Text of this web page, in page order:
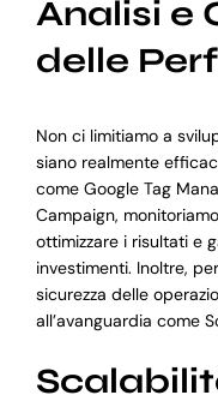
Analisi e
delle
Non ci limitiamo a
siano realmente
come Google Tag
Campaign,
ottimizzare i risultati e
investimenti. Inoltre,
sicurezza delle
all’avanguardia come